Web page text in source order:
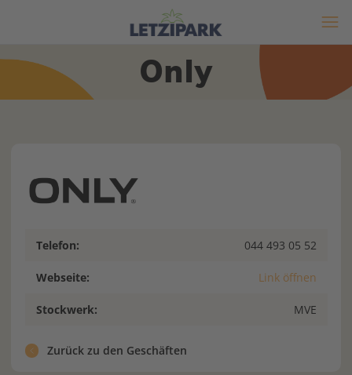
Only
Telefon: 044 493 05 52
Webseite: Link öffnen
Stockwerk: MVE
Zurück zu den Geschäften